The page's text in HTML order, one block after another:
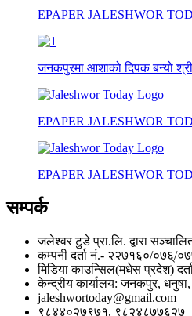
EPAPER JALESHWOR
जनकपुरमा आशाको दिपक बन्यो श्री
EPAPER JALESHWOR
EPAPER JALESHWOR
सम्पर्क
जलेश्वर टुडे प्रा.लि. द्वारा
कम्पनी दर्ता नं.- २२७१६०/०७६्/
मिडिया काउन्सिल(मधेस प्रदेश)
केन्द्रीय कार्यालय: जनकपुर,
jaleshwortoday@gmail.com
९८४४०२७९७१, ९८२४८७७६२७